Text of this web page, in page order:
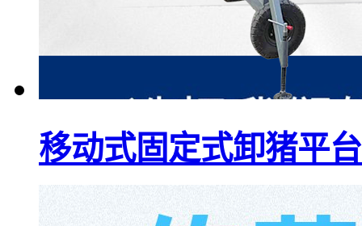
移动式固定式卸猪平台